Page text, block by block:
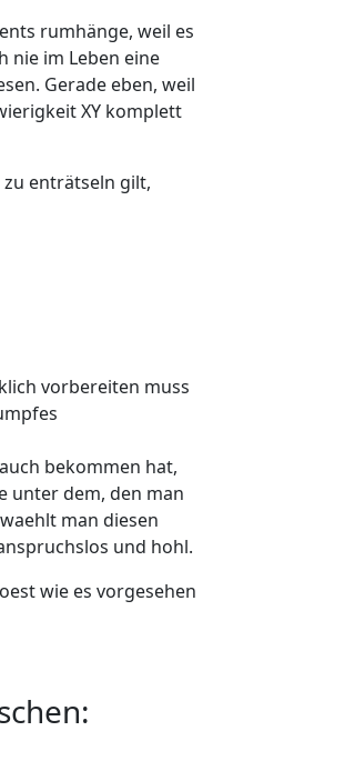
rumhänge, weil es
nie im Leben eine
Gerade eben, weil
XY komplett
enträtseln gilt,
vorbereiten muss
bekommen hat,
unter dem, den man
man diesen
und hohl.
wie es vorgesehen